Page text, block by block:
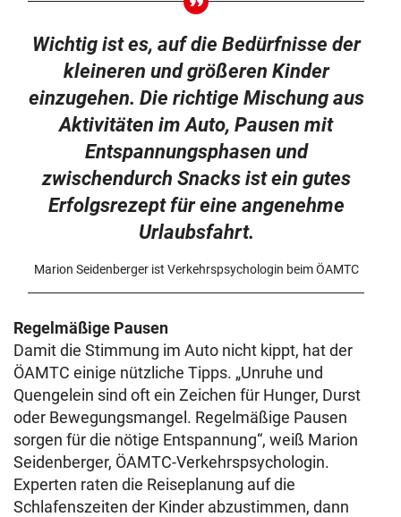
Wichtig ist es, auf die Bedürfnisse der
kleineren und größeren Kinder
einzugehen. Die richtige Mischung aus
Aktivitäten im Auto, Pausen mit
Entspannungsphasen und
zwischendurch Snacks ist ein gutes
Erfolgsrezept für eine angenehme
Urlaubsfahrt.
Marion Seidenberger ist Verkehrspsychologin beim ÖAMTC
Regelmäßige Pausen
Damit die Stimmung im Auto nicht kippt, hat der
ÖAMTC einige nützliche Tipps. „Unruhe und
Quengelein sind oft ein Zeichen für Hunger, Durst
oder Bewegungsmangel. Regelmäßige Pausen
sorgen für die nötige Entspannung“, weiß Marion
Seidenberger, ÖAMTC-Verkehrspsychologin.
Experten raten die Reiseplanung auf die
Schlafenszeiten der Kinder abzustimmen, dann